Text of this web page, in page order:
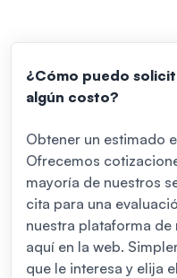
¿Cómo puedo
algún costo?
Obtener un estimado
Ofrecemos
mayoría de nuestros
cita para una
nuestra plataforma de
aquí en la web.
que le interesa y elija